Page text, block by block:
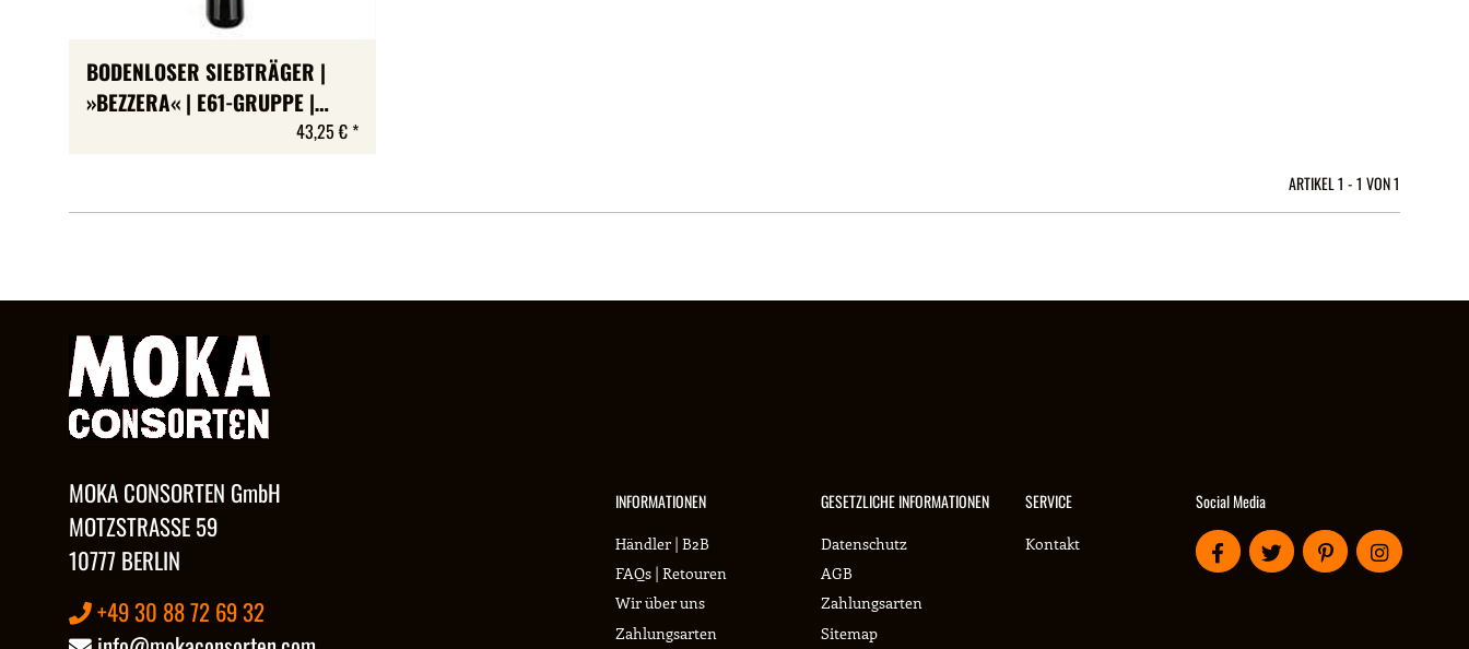
BODENLOSER SIEBTRÄGER |
»BEZZERA« | E61-GRUPPE |
43,25 € *
ARTIKEL 1 - 1 VON 1
MOKA CONSORTEN GmbH
MOTZSTRASSE 59
10777 BERLIN
+49 30 88 72 69 32
INFORMATIONEN
Händler | B2B
FAQs | Retouren
Wir über uns
Zahlungsarten
GESETZLICHE INFORMATIONEN
Datenschutz
AGB
Zahlungsarten
Sitemap
SERVICE
Kontakt
Social Media